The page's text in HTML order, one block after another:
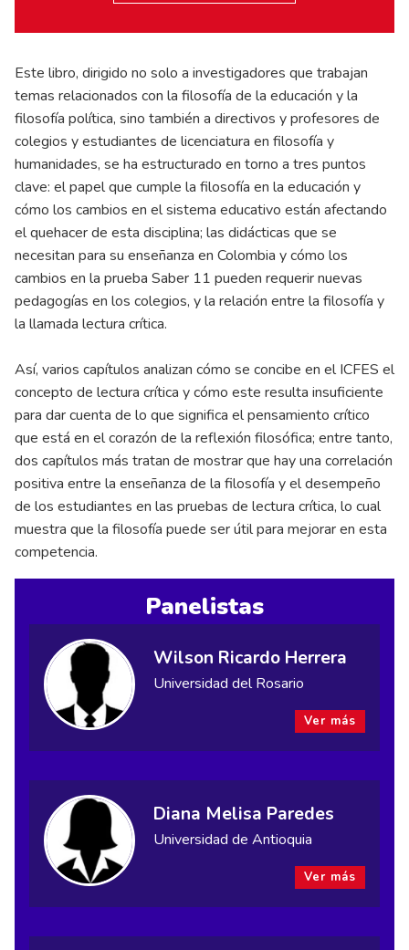
Este libro, dirigido no solo a investigadores que trabajan
temas relacionados con la filosofía de la educación y la
filosofía política, sino también a directivos y profesores de
colegios y estudiantes de licenciatura en filosofía y
humanidades, se ha estructurado en torno a tres puntos
clave: el papel que cumple la filosofía en la educación y
cómo los cambios en el sistema educativo están afectando
el quehacer de esta disciplina; las didácticas que se
necesitan para su enseñanza en Colombia y cómo los
cambios en la prueba Saber 11 pueden requerir nuevas
pedagogías en los colegios, y la relación entre la filosofía y
la llamada lectura crítica.
Así, varios capítulos analizan cómo se concibe en el ICFES el
concepto de lectura crítica y cómo este resulta insuficiente
para dar cuenta de lo que significa el pensamiento crítico
que está en el corazón de la reflexión filosófica; entre tanto,
dos capítulos más tratan de mostrar que hay una correlación
positiva entre la enseñanza de la filosofía y el desempeño
de los estudiantes en las pruebas de lectura crítica, lo cual
muestra que la filosofía puede ser útil para mejorar en esta
competencia.
Panelistas
Wilson Ricardo Herrera
Universidad del Rosario
Ver más
Diana Melisa Paredes
Universidad de Antioquia
Ver más